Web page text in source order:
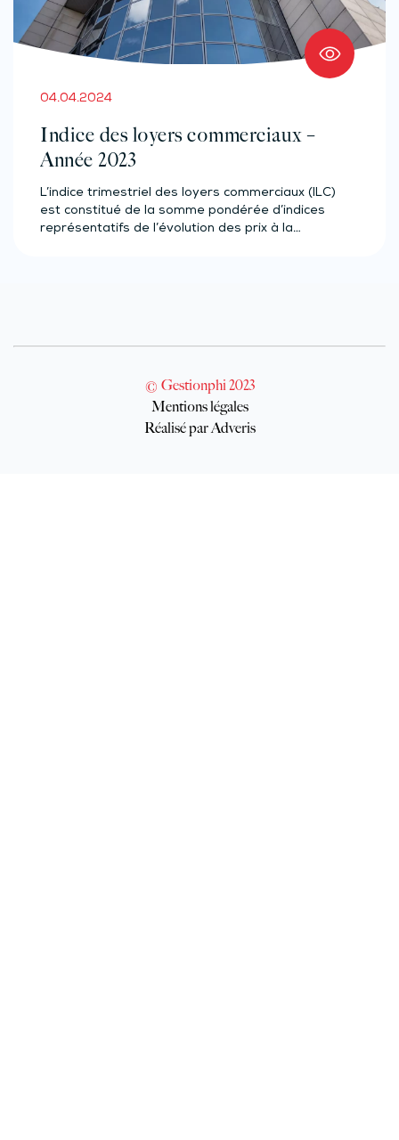
04.04.2024
Indice des loyers commerciaux –
Année 2023
L’indice trimestriel des loyers commerciaux (ILC)
est constitué de la somme pondérée d’indices
représentatifs de l’évolution des prix à la…
© Gestionphi 2023
Mentions légales
Réalisé par Adveris